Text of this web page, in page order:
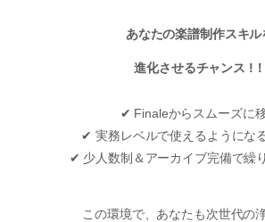
あなたの楽譜制作スキル
進化させるチャンス !！
✔ Finaleからスムーズに
✔ 実務レベルで使えるようにな
✔ 少人数制＆アーカイブ完備で繰
この環境で、あなたも次世代の